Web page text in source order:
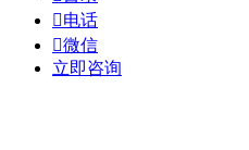
电话
微信
立即咨询